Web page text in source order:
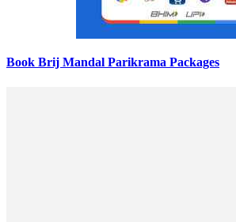
Book Brij Mandal Parikrama Packages